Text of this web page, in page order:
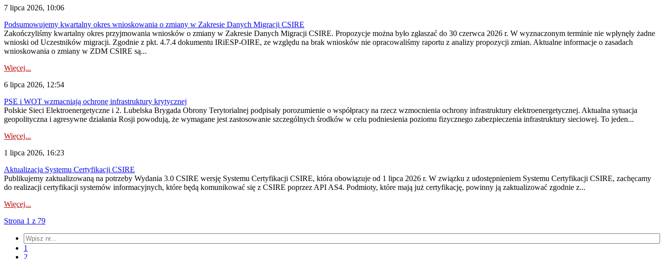
7 lipca 2026, 10:06
Podsumowujemy kwartalny okres wnioskowania o zmiany w Zakresie Danych Migracji CSIRE
Zakończyliśmy kwartalny okres przyjmowania wniosków o zmiany w Zakresie Danych Migracji CSIRE. Propozycje można było zgłaszać do 30 czerwca 2026 r. W wyznaczonym terminie nie wpłynęły żadne
wnioski od Uczestników migracji. Zgodnie z pkt. 4.7.4 dokumentu IRiESP-OIRE, ze względu na brak wniosków nie opracowaliśmy raportu z analizy propozycji zmian. Aktualne informacje o zasadach
wnioskowania o zmiany w ZDM CSIRE są...
Więcej...
6 lipca 2026, 12:54
PSE i WOT wzmacniają ochronę infrastruktury krytycznej
Polskie Sieci Elektroenergetyczne i 2. Lubelska Brygada Obrony Terytorialnej podpisały porozumienie o współpracy na rzecz wzmocnienia ochrony infrastruktury elektroenergetycznej. Aktualna sytuacja
geopolityczna i agresywne działania Rosji powodują, że wymagane jest zastosowanie szczególnych środków w celu podniesienia poziomu fizycznego zabezpieczenia infrastruktury sieciowej. To jeden...
Więcej...
1 lipca 2026, 16:23
Aktualizacja Systemu Certyfikacji CSIRE
Publikujemy zaktualizowaną na potrzeby Wydania 3.0 CSIRE wersję Systemu Certyfikacji CSIRE, która obowiązuje od 1 lipca 2026 r. W związku z udostępnieniem Systemu Certyfikacji CSIRE, zachęcamy
do realizacji certyfikacji systemów informacyjnych, które będą komunikować się z CSIRE poprzez API AS4. Podmioty, które mają już certyfikację, powinny ją zaktualizować zgodnie z...
Więcej...
Strona 1 z 79
1
2